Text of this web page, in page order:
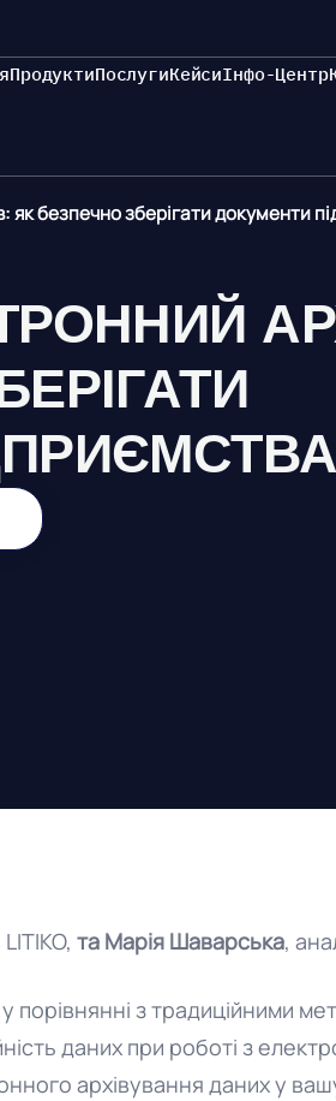
ПродуктиПослугиКейсиІнфо-Центр
як безпечно зберігати документи
та Марія Шаварська,
порівнянні з традиційними
даних при роботі з
архівування даних у